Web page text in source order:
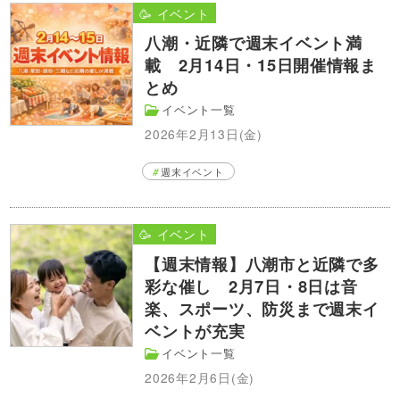
八潮・近隣で週末イベント満
載 2月14日・15日開催情報ま
とめ
イベント一覧
2026年2月13日(金)
🥳 イベント
週末イベント
【週末情報】八潮市と近隣で多
彩な催し 2月7日・8日は音
楽、スポーツ、防災まで週末イ
ベントが充実
イベント一覧
2026年2月6日(金)
🥳 イベント